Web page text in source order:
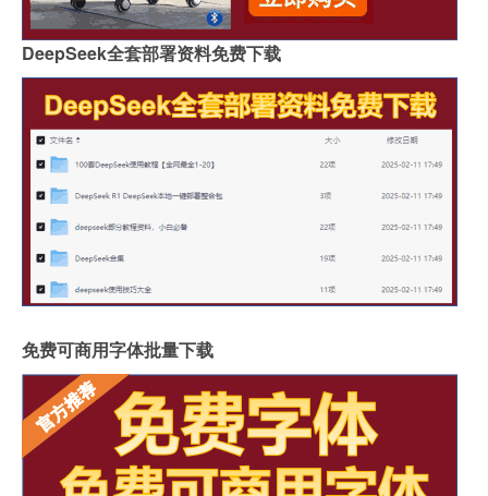
DeepSeek全套部署资料免费下载
免费可商用字体批量下载